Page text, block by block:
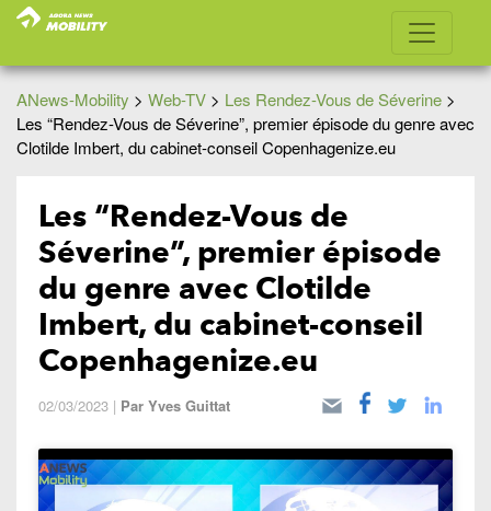
ANews-Mobility > Web-TV > Les Rendez-Vous de Séverine >
Les “Rendez-Vous de Séverine”, premier épisode du genre avec
Clotilde Imbert, du cabinet-conseil Copenhagenize.eu
Les “Rendez-Vous de
Séverine”, premier épisode
du genre avec Clotilde
Imbert, du cabinet-conseil
Copenhagenize.eu
02/03/2023 | Par Yves Guittat